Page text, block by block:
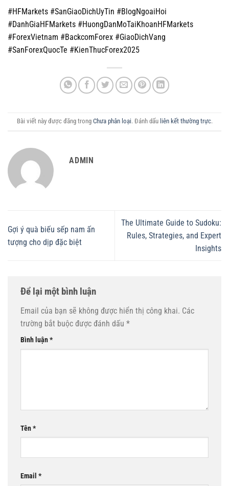
#HFMarkets #SanGiaoDichUyTin #BlogNgoaiHoi
#DanhGiaHFMarkets #HuongDanMoTaiKhoanHFMarkets
#ForexVietnam #BackcomForex #GiaoDichVang
#SanForexQuocTe #KienThucForex2025
Bài viết này được đăng trong Chưa phân loại. Đánh dấu liên kết thường trực.
ADMIN
Gợi ý quà biếu sếp nam ấn
tượng cho dịp đặc biệt
The Ultimate Guide to Sudoku:
Rules, Strategies, and Expert
Insights
Để lại một bình luận
Email của bạn sẽ không được hiển thị công khai. Các
trường bắt buộc được đánh dấu *
Bình luận*
Tên*
Email *